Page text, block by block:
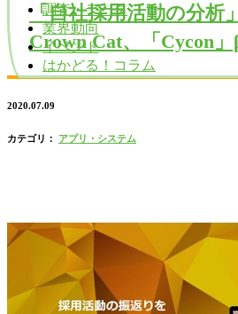
調査・データ
業界動向
イベント
はかどる！コラム
「自社採用活動の分析
Crown Cat、「Cycon
2020.07.09
カテゴリ： アプリ・システム